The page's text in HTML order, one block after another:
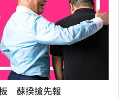
蘇揆搶先報